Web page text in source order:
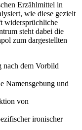
Erzählmittel in
wie diese gezielt
widersprüchliche
steht dabei die
zum dargestellten
nach dem Vorbild
Namensgebung und
von
ironischer